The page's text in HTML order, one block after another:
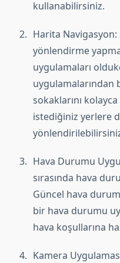
kullanabilirsiniz.
Harita
yönlendirme
uygulamaları
sokaklarını
istediğiniz yerlere
Hava Durumu
sırasında hava
Güncel hava
bir hava durumu
hava koşullarına
Kamera